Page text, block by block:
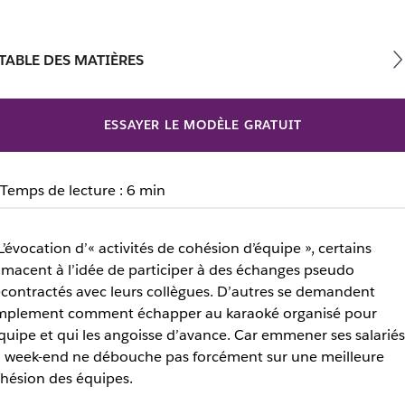
DES MATIÈRES
ESSAYER LE MODÈLE GRATUIT
Temps de lecture : 6 min
d’« activités de cohésion d’équipe », certains
à l’idée de participer à des échanges pseudo
avec leurs collègues. D’autres se demandent
comment échapper au karaoké organisé pour
et qui les angoisse d’avance. Car emmener ses salariés
week-end ne débouche pas forcément sur une meilleure
des équipes.